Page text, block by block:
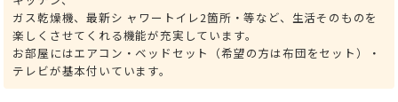
ガス乾燥機、最新シ ャワートイレ2箇所・等など、生活そのものを
楽しくさせてくれる機能が充実しています。
お部屋にはエアコン・ベッドセット（希望の方は布団をセット）・
テレビが基本付いています。